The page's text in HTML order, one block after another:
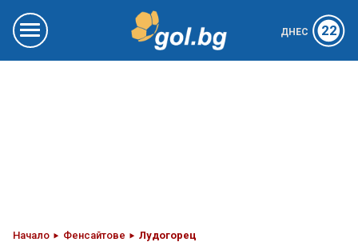
ДНЕС 22
Начало Фенсайтове Лудогорец